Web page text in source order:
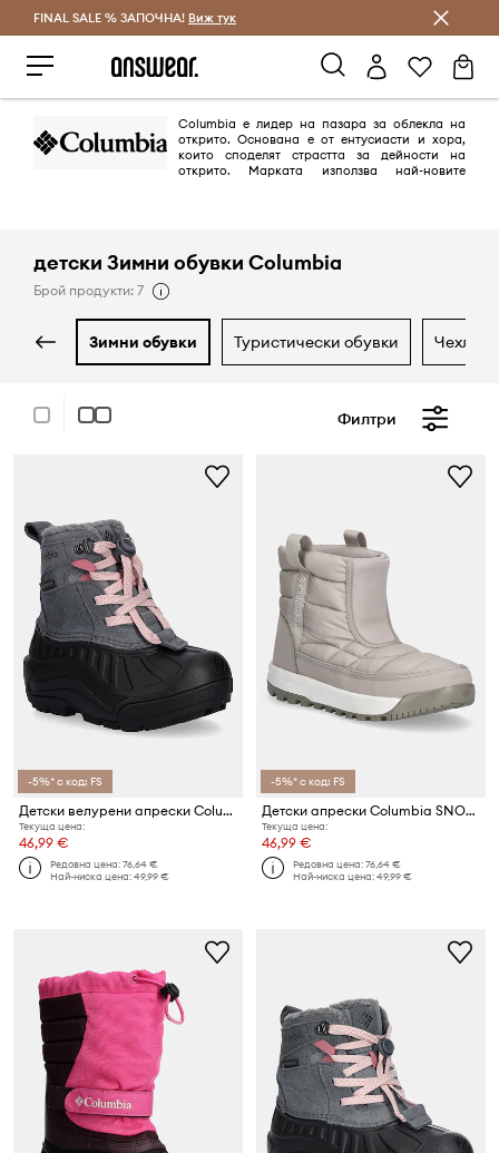
Спестявай с Answear Club
FINAL SALE % ЗАПОЧНА! Виж тук
Columbia е лидер на пазара за облекла на
открито. Oснована е от ентусиасти и хора,
които споделят страстта за дейности на
открито. Марката използва най-новите
детски Зимни обувки Columbia
Брой продукти: 7
зимни обувки туристически обувки чехли
Филтри
-5%* с код: FS
Детски велурени апрески Columbia CHILDREN S POWDERBUG ALPINE
Текуща цена:
46,99 €
Редовна цена:76,64 €
Най-ниска цена:49,99 €
-5%* с код: FS
Детски апрески Columbia SNOWTROT MID
Текуща цена:
46,99 €
Редовна цена:76,64 €
Най-ниска цена:49,99 €